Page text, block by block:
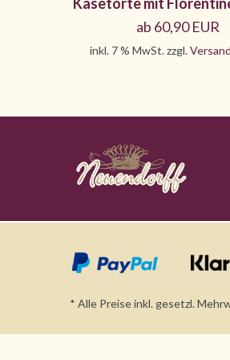
ab 60,90 EUR
inkl. 7 % MwSt. zzgl.
* Alle Preise inkl. gesetzl.